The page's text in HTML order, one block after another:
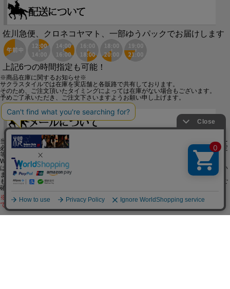
佐川急便、クロネコヤマト、一部ゆうパックでお届けします
上記6つの時間指定も可能！
※商品在庫に関するお知らせ※
サクラスタイルでは在庫を実店舗と各販路で共有しております。
そのため、ご注文頂いたタイミングによっては在庫がない場合もございます。
予めご了承いただき、ご注文下さいますようお願い申し上げます。
当店からお客様へ、ご注文を頂いた後に「ご注文確認メール」「発送メール」等を
必ずお送りしております。ですが稀にお客様のサーバーのエラーやメール受信設定
等により、メールがお客様へお届けできていない場合がございます。
WEBのフリーメールやプロバイダの迷惑メールフィルタを使用されているお客様
は、当店からのメールが迷惑メールフォルダに振り分けられている可能性もござい
ます。
もしも、当店からのメールが届かない場合は、ご使用されているメールの設定をご
確認ください。
※ご注文後【3営業日】を過ぎても弊社よりメールが届かない場合はお手数
ですが、お電話より（078-332-2013）お問い合わせください。